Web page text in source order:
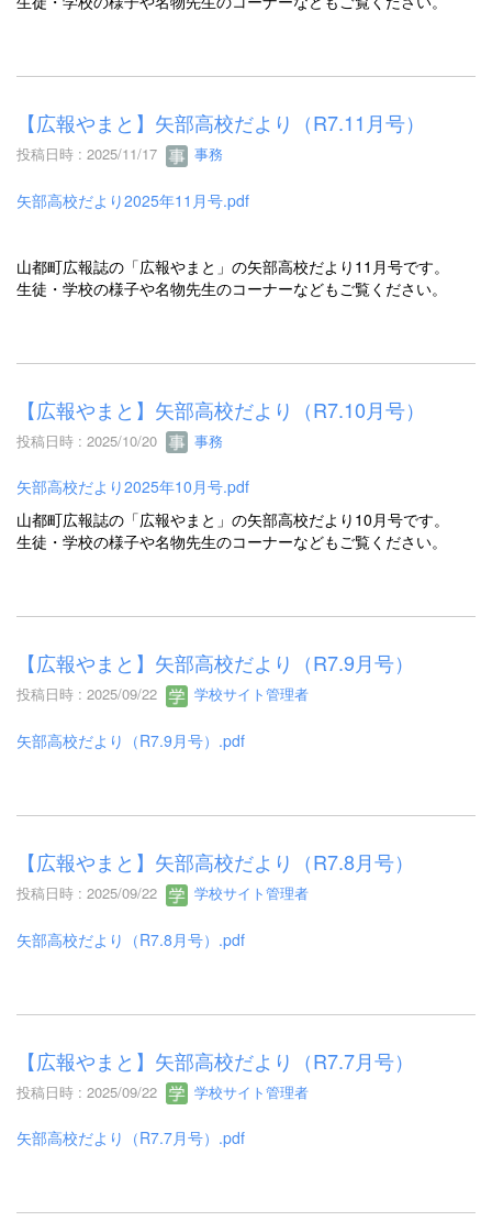
【広報やまと】矢部高校だより（R7.11月号）
投稿日時 : 2025/11/17 事務
矢部高校だより2025年11月号.pdf
山都町広報誌の「広報やまと」の矢部高校だより11月号です。
生徒・学校の様子や名物先生のコーナーなどもご覧ください。
【広報やまと】矢部高校だより（R7.10月号）
投稿日時 : 2025/10/20 事務
矢部高校だより2025年10月号.pdf
山都町広報誌の「広報やまと」の矢部高校だより10月号です。
生徒・学校の様子や名物先生のコーナーなどもご覧ください。
【広報やまと】矢部高校だより（R7.9月号）
投稿日時 : 2025/09/22 学校サイト管理者
矢部高校だより（R7.9月号）.pdf
【広報やまと】矢部高校だより（R7.8月号）
投稿日時 : 2025/09/22 学校サイト管理者
矢部高校だより（R7.8月号）.pdf
【広報やまと】矢部高校だより（R7.7月号）
投稿日時 : 2025/09/22 学校サイト管理者
矢部高校だより（R7.7月号）.pdf